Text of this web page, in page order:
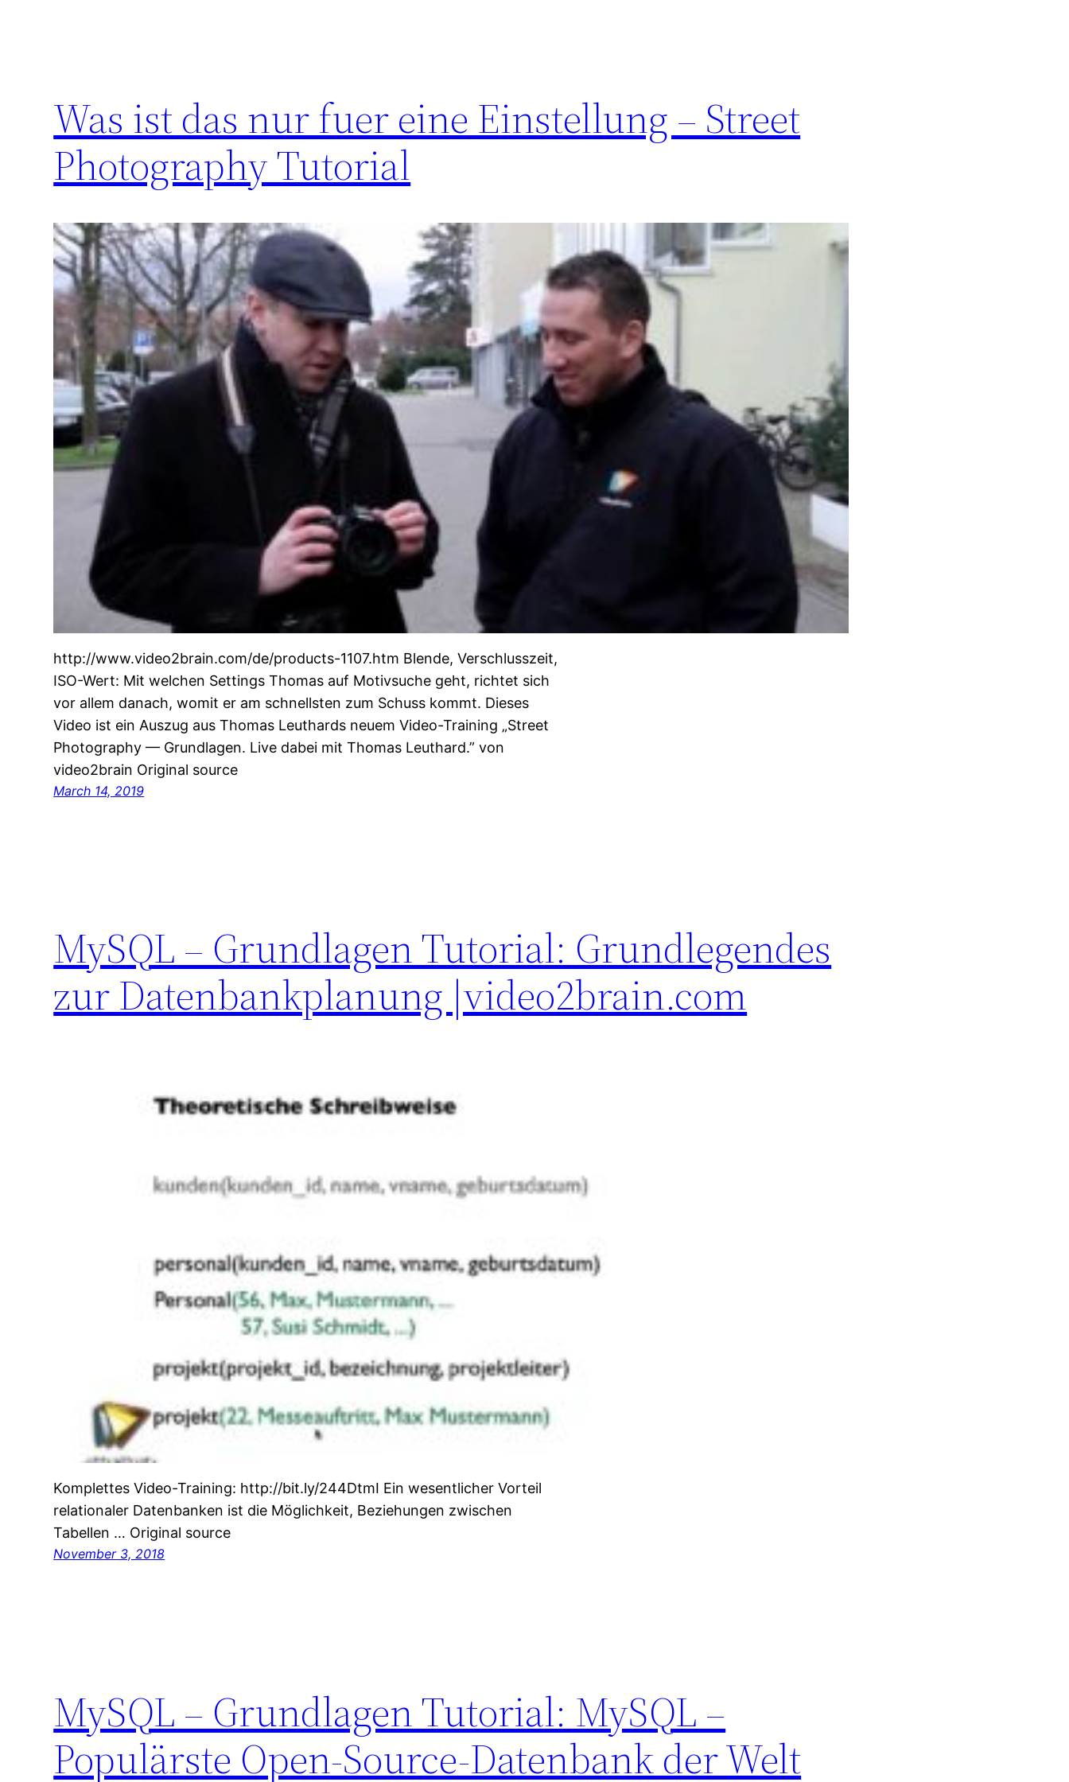
Was ist das nur fuer eine Einstellung – Street
Photography Tutorial
http://www.video2brain.com/de/products-1107.htm Blende, Verschlusszeit,
ISO-Wert: Mit welchen Settings Thomas auf Motivsuche geht, richtet sich
vor allem danach, womit er am schnellsten zum Schuss kommt. Dieses
Video ist ein Auszug aus Thomas Leuthards neuem Video-Training „Street
Photography — Grundlagen. Live dabei mit Thomas Leuthard.” von
video2brain Original source
March 14, 2019
MySQL – Grundlagen Tutorial: Grundlegendes
zur Datenbankplanung |video2brain.com
Komplettes Video-Training: http://bit.ly/244DtmI Ein wesentlicher Vorteil
relationaler Datenbanken ist die Möglichkeit, Beziehungen zwischen
Tabellen … Original source
November 3, 2018
MySQL – Grundlagen Tutorial: MySQL –
Populärste Open-Source-Datenbank der Welt